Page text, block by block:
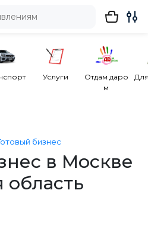
Услуги
Отдам даро
м
бизнес
в Москве
область